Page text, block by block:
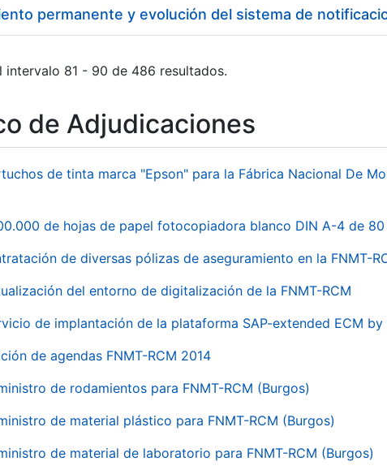
permanente y evolución del sistema de
intervalo 81 - 90 de 486 resultados.
de Adjudicaciones
de tinta marca "Epson" para la Fábrica Nacional De
de hojas de papel fotocopiadora blanco DIN A-4 de 80
de diversas pólizas de aseguramiento en la FNMT-
del entorno de digitalización de la FNMT-RCM
de implantación de la plataforma SAP-extended ECM by
de agendas FNMT-RCM 2014
de rodamientos para FNMT-RCM (Burgos)
de material plástico para FNMT-RCM (Burgos)
de material de laboratorio para FNMT-RCM (Burgos)